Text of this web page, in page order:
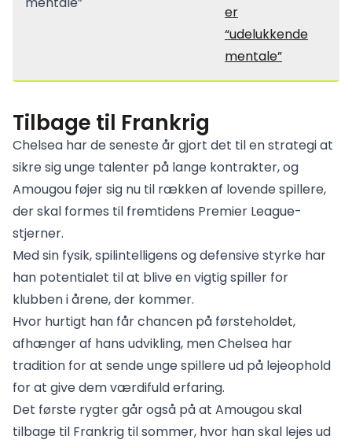
er
“udelukkende
mentale”
Tilbage til Frankrig
Chelsea har de seneste år gjort det til en strategi at
sikre sig unge talenter på lange kontrakter, og
Amougou føjer sig nu til rækken af lovende spillere,
der skal formes til fremtidens Premier League-
stjerner.
Med sin fysik, spilintelligens og defensive styrke har
han potentialet til at blive en vigtig spiller for
klubben i årene, der kommer.
Hvor hurtigt han får chancen på førsteholdet,
afhænger af hans udvikling, men Chelsea har
tradition for at sende unge spillere ud på lejeophold
for at give dem værdifuld erfaring.
Det første rygter går også på at Amougou skal
tilbage til Frankrig til sommer, hvor han skal lejes ud